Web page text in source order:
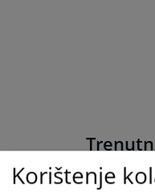
Korištenje